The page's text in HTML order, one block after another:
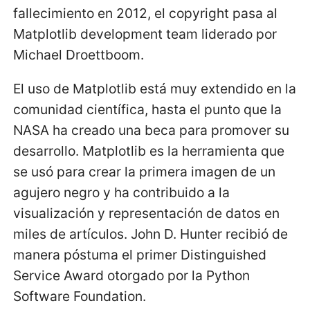
fallecimiento en 2012, el copyright pasa al
Matplotlib development team liderado por
Michael Droettboom.
El uso de Matplotlib está muy extendido en la
comunidad científica, hasta el punto que la
NASA ha creado una beca para promover su
desarrollo. Matplotlib es la herramienta que
se usó para crear la primera imagen de un
agujero negro y ha contribuido a la
visualización y representación de datos en
miles de artículos. John D. Hunter recibió de
manera póstuma el primer Distinguished
Service Award otorgado por la Python
Software Foundation.